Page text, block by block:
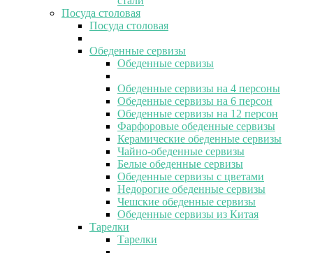
Посуда столовая
Посуда столовая
Обеденные сервизы
Обеденные сервизы
Обеденные сервизы на 4 персоны
Обеденные сервизы на 6 персон
Обеденные сервизы на 12 персон
Фарфоровые обеденные сервизы
Керамические обеденные сервизы
Чайно-обеденные сервизы
Белые обеденные сервизы
Обеденные сервизы с цветами
Недорогие обеденные сервизы
Чешские обеденные сервизы
Обеденные сервизы из Китая
Тарелки
Тарелки